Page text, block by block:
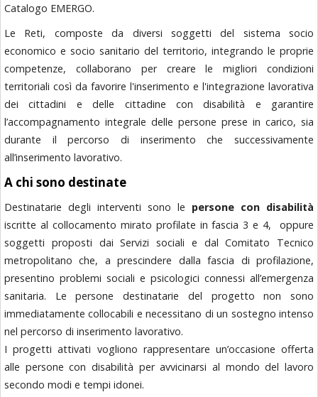
Catalogo EMERGO.
Le Reti, composte da diversi soggetti del sistema socio
economico e socio sanitario del territorio, integrando le proprie
competenze, collaborano per creare le migliori condizioni
territoriali così da favorire l'inserimento e l'integrazione lavorativa
dei cittadini e delle cittadine con disabilità e garantire
l’accompagnamento integrale delle persone prese in carico, sia
durante il percorso di inserimento che successivamente
all’inserimento lavorativo.
A chi sono destinate
Destinatarie degli interventi sono le persone con disabilità
iscritte al collocamento mirato profilate in fascia 3 e 4, oppure
soggetti proposti dai Servizi sociali e dal Comitato Tecnico
metropolitano che, a prescindere dalla fascia di profilazione,
presentino problemi sociali e psicologici connessi all’emergenza
sanitaria. Le persone destinatarie del progetto non sono
immediatamente collocabili e necessitano di un sostegno intenso
nel percorso di inserimento lavorativo.
I progetti attivati vogliono rappresentare un’occasione offerta
alle persone con disabilità per avvicinarsi al mondo del lavoro
secondo modi e tempi idonei.